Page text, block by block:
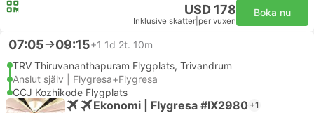
USD 178
Inklusive skatter per vuxen
Boka nu
07:05 09:15+1 1d 2t. 10m
TRV Thiruvananthapuram Flygplats, Trivandrum
Anslut själv | Flygresa+Flygresa
CCJ Kozhikode Flygplats
Ekonomi | Flygresa #IX2980 +1